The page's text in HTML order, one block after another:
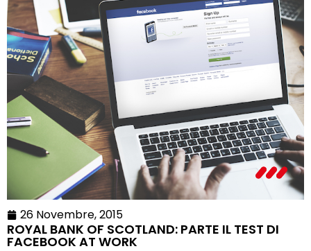
26 Novembre, 2015
ROYAL BANK OF SCOTLAND: PARTE IL TEST DI
FACEBOOK AT WORK